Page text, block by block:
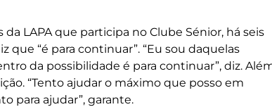
LAPA que participa no Clube Sénior, há seis
que “é para continuar”. “Eu sou daquelas
da possibilidade é para continuar”, diz.
“Tento ajudar o máximo que posso em
para ajudar”, garante.